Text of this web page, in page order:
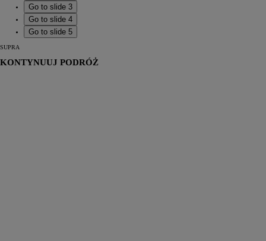
Go to slide 3
Go to slide 4
Go to slide 5
SUPRA
KONTYNUUJ PODRÓŻ